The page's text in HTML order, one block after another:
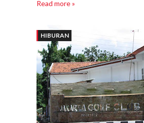
Read more »
HIBURAN